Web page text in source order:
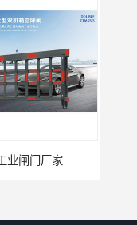
普洱大型闸门厂家